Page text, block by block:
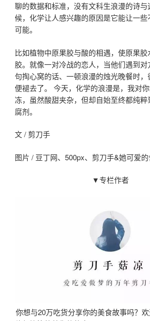
聊的数据和标准，没有文科生浪漫的诗
候，化学让人感兴趣的原因是它能让一
可能。
比如植物中原果胶与酸的相遇，使原果
胶。就像一对冷战的恋人，当他们遇到
句掏心窝的话、一顿浪漫的烛光晚餐时
便褪去了。 今天，化学的浪漫是，我对
冻，虽然酸甜夹杂，但却自始至终都纯
腐剂。
文 / 剪刀手
图片 / 豆丁网、500px、剪刀手&她可爱
▼专栏作者
你想与20万吃货分享你的美食故事吗？